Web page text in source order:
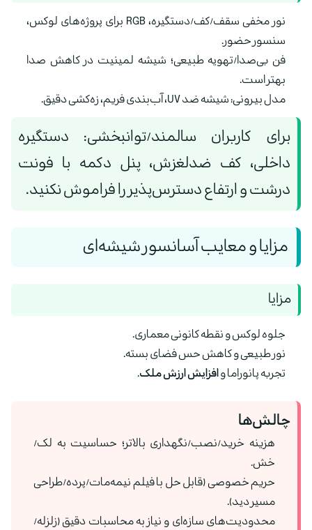
نور مخفی سقف/کف/دستگیره، RGB برای پروژه‌های لوکس،
سنسور حضور.
فن بی‌صدا/تهویه طبیعی؛ شیشه لمینیت در کاهش صدا
بهتر است.
مدل بیرونی: شیشه ضد UV، آب‌بندی فریم، زه‌کشی دقیق.
برای کاربران سالمند/توانبخشی: دستگیره
داخلی، کف ضدلغزش، پنل دکمه با فونت
درشت و ارتفاع دسترس‌پذیر را فراموش نکنید.
مزایا و معایب آسانسور شیشه‌ای
مزایا
جلوه لوکس و نقطه کانونی معماری.
نور طبیعی و کاهش حس فضای بسته.
تجربه پانوراما وافزایش ارزش ملک.
چالش‌ها
هزینه خرید/نصب/نگهداری بالاتر؛ حساسیت به لک/
خش.
حریم خصوصی (قابل حل با فیلم نیمه‌مات/پرده/طراحی
مسیر دید).
محدودیت‌های سازه‌ای و نیاز به محاسبات دقیق (زلزله/